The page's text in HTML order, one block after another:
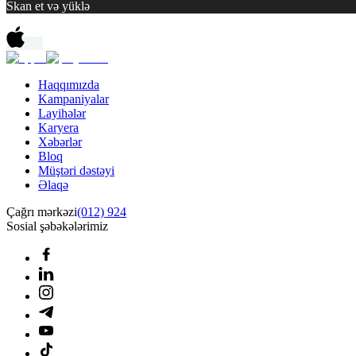
Skan et və yüklə
Haqqımızda
Kampaniyalar
Layihələr
Karyera
Xəbərlər
Bloq
Müştəri dəstəyi
Əlaqə
Çağrı mərkəzi(012) 924
Sosial şəbəkələrimiz